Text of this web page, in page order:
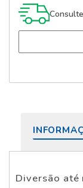
Diversão até